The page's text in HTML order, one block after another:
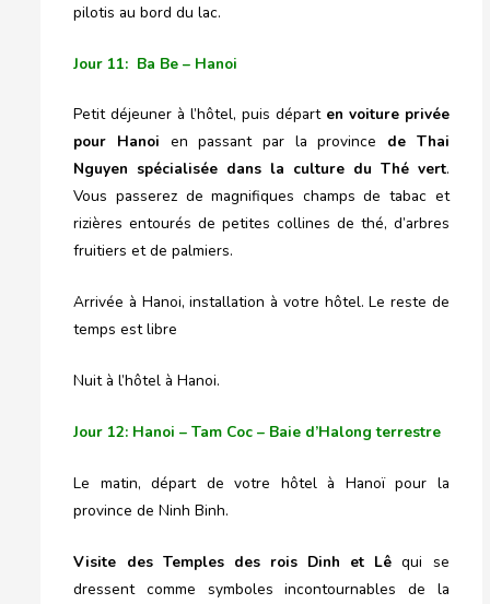
pilotis au bord du lac.
Jour 11: Ba Be – Hanoi
Petit déjeuner à l’hôtel, puis départ en voiture privée
pour Hanoi en passant par la province de Thai
Nguyen spécialisée dans la culture du Thé vert.
Vous passerez de magnifiques champs de tabac et
rizières entourés de petites collines de thé, d’arbres
fruitiers et de palmiers.
Arrivée à Hanoi, installation à votre hôtel. Le reste de
temps est libre
Nuit à l’hôtel à Hanoi.
Jour 12: Hanoi – Tam Coc – Baie d’Halong terrestre
Le matin, départ de votre hôtel à Hanoï pour la
province de Ninh Binh.
Visite des Temples des rois Dinh et Lê qui se
dressent comme symboles incontournables de la